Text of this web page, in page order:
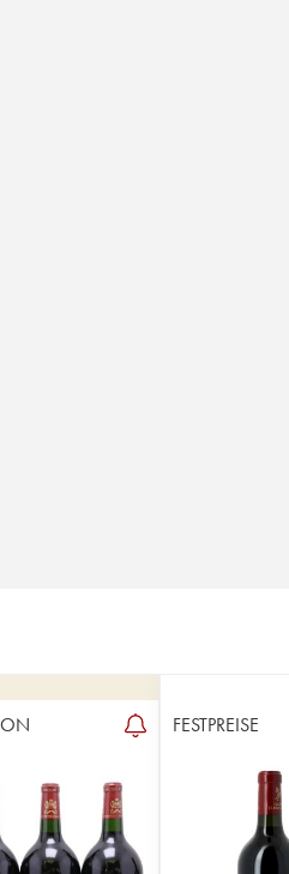
FESTPREISE